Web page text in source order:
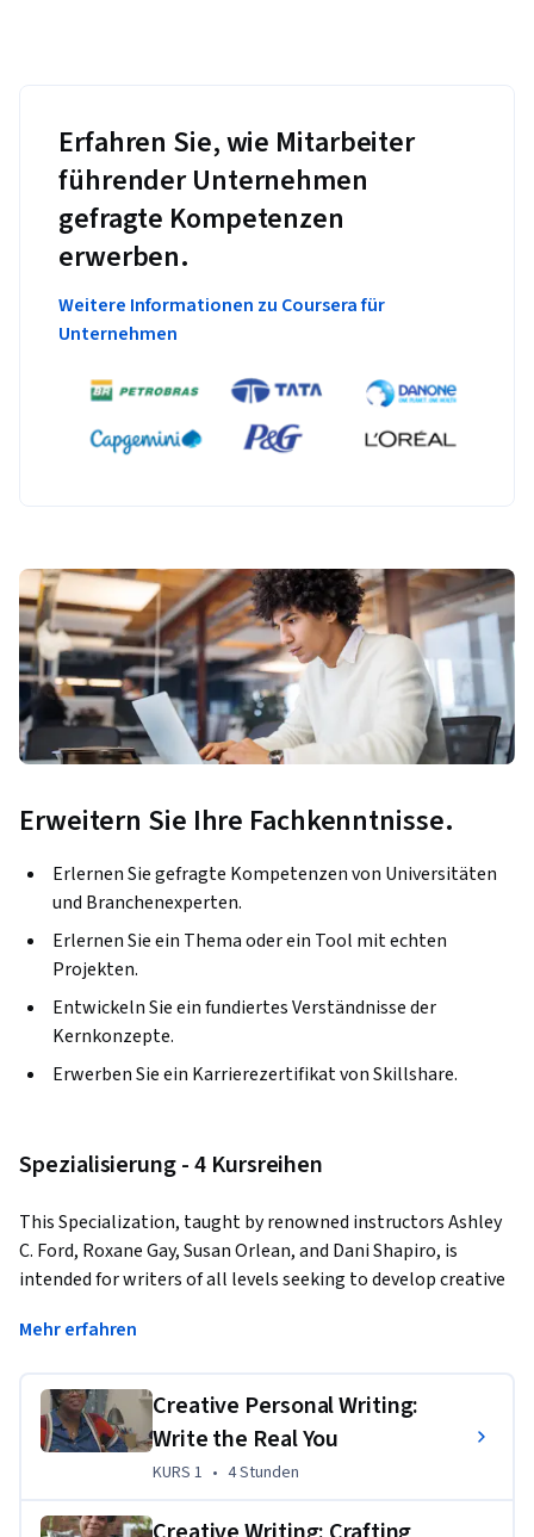
Erfahren Sie, wie Mitarbeiter
führender Unternehmen
gefragte Kompetenzen
erwerben.
Weitere Informationen zu Coursera für
Unternehmen
Erweitern Sie Ihre Fachkenntnisse.
Erlernen Sie gefragte Kompetenzen von Universitäten
und Branchenexperten.
Erlernen Sie ein Thema oder ein Tool mit echten
Projekten.
Entwickeln Sie ein fundiertes Verständnisse der
Kernkonzepte.
Erwerben Sie ein Karrierezertifikat von Skillshare.
Spezialisierung - 4 Kursreihen
This Specialization, taught by renowned instructors Ashley
C. Ford, Roxane Gay, Susan Orlean, and Dani Shapiro, is
intended for writers of all levels seeking to develop creative
you will explore memory, voice, storytelling, and mindset.
essays, refine your style, and build a sustainable creative
practice.
Übungsprojekt
Mehr erfahren
Creative Personal Writing:
Write the Real You
KURS 1 4 Stunden
KURS 1 • 4 Stunden